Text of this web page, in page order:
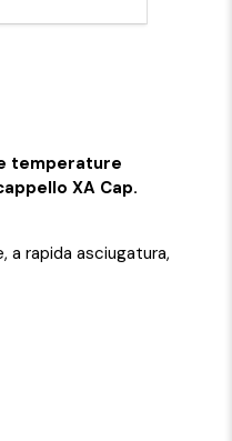
temperature
XA Cap.
rapida asciugatura,